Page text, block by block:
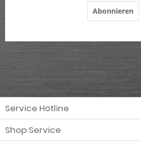
Abonnieren
Service Hotline
Shop Service